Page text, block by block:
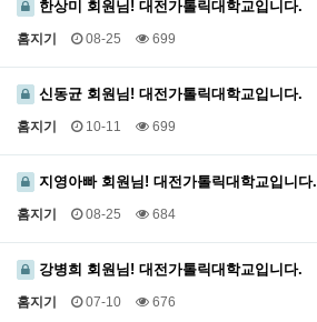
한상미 회원님! 대전가톨릭대학교입니다.
홈지기 08-25 699
신동균 회원님! 대전가톨릭대학교입니다.
홈지기 10-11 699
지영아빠 회원님! 대전가톨릭대학교입니다.
홈지기 08-25 684
강병희 회원님! 대전가톨릭대학교입니다.
홈지기 07-10 676